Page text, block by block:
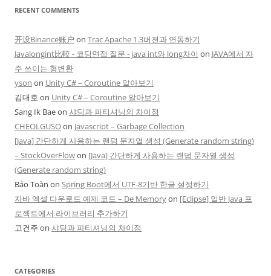
RECENT COMMENTS
开设Binance账户 on Trac Apache 1.3버젼과 연동하기
Javalongint比較 - 코딩면접 질문 - java int와 long차이 on JAVA에서 자
주 쓰이는 형변환
yson on Unity C# – Coroutine 알아보기
김대호 on Unity C# – Coroutine 알아보기
Sang Ik Baeon 샤딩과 파티셔닝의 차이점
CHEOLGUSOon Javascript – Garbage Collection
[Java] 간단하게 사용하는 랜덤 문자열 생성 (Generate random string)
– StockOverFlowon [Java] 간단하게 사용하는 랜덤 문자열 생성
(Generate random string)
Bảo Toàn on Spring Boot에서 UTF-8기반 한글 설정하기
자바 엑셀 다운로드 예제 코드 – De Memoryon [Eclipse] 일반 Java 프
로젝트에서 라이브러리 추가하기
고건주 on 샤딩과 파티셔닝의 차이점
CATEGORIES